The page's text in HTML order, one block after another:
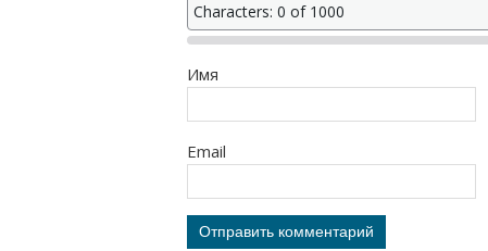
Characters: 0 of 1000
Имя
Email